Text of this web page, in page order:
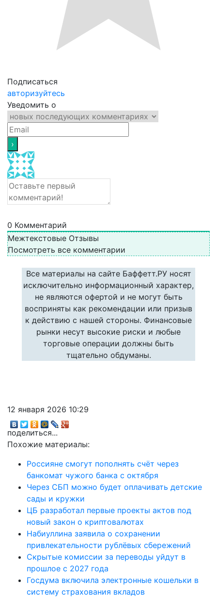
Подписаться
авторизуйтесь
Уведомить о
0 Комментарий
Межтекстовые Отзывы
Посмотреть все комментарии
Все материалы на сайте Баффетт.РУ носят
исключительно информационный характер,
не являются офертой и не могут быть
восприняты как рекомендации или призыв
к действию с нашей стороны. Финансовые
рынки несут высокие риски и любые
торговые операции должны быть
тщательно обдуманы.
12 января 2026 10:29
поделиться...
Похожие материалы:
Россияне смогут пополнять счёт через
банкомат чужого банка с октября
Через СБП можно будет оплачивать детские
сады и кружки
ЦБ разработал первые проекты актов под
новый закон о криптовалютах
Набиуллина заявила о сохранении
привлекательности рублёвых сбережений
Скрытые комиссии за переводы уйдут в
прошлое с 2027 года
Госдума включила электронные кошельки в
систему страхования вкладов